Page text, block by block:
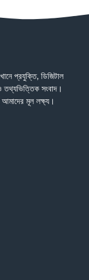
প্রযুক্তি, ডিজিটাল
তথ্যভিত্তিক সংবাদ।
মূল লক্ষ্য।